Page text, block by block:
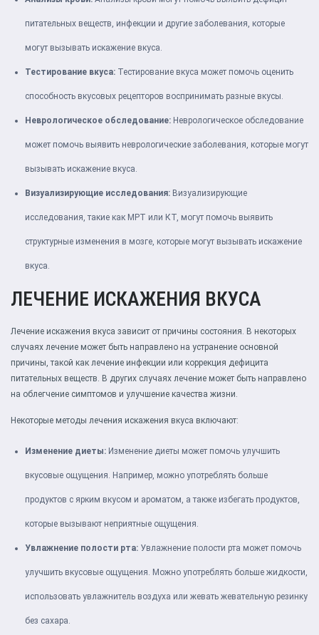
питательных веществ, инфекции и другие заболевания, которые
могут вызывать искажение вкуса.
Тестирование вкуса: Тестирование вкуса может помочь оценить
способность вкусовых рецепторов воспринимать разные вкусы.
Неврологическое обследование: Неврологическое обследование
может помочь выявить неврологические заболевания, которые могут
вызывать искажение вкуса.
Визуализирующие исследования: Визуализирующие
исследования, такие как МРТ или КТ, могут помочь выявить
структурные изменения в мозге, которые могут вызывать искажение
вкуса.
ЛЕЧЕНИЕ ИСКАЖЕНИЯ ВКУСА
Лечение искажения вкуса зависит от причины состояния. В некоторых
случаях лечение может быть направлено на устранение основной
причины, такой как лечение инфекции или коррекция дефицита
питательных веществ. В других случаях лечение может быть направлено
на облегчение симптомов и улучшение качества жизни.
Некоторые методы лечения искажения вкуса включают:
Изменение диеты: Изменение диеты может помочь улучшить
вкусовые ощущения. Например, можно употреблять больше
продуктов с ярким вкусом и ароматом, а также избегать продуктов,
которые вызывают неприятные ощущения.
Увлажнение полости рта: Увлажнение полости рта может помочь
улучшить вкусовые ощущения. Можно употреблять больше жидкости,
использовать увлажнитель воздуха или жевать жевательную резинку
без сахара.